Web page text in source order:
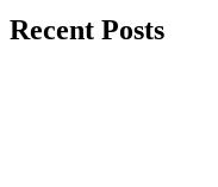
Recent Posts